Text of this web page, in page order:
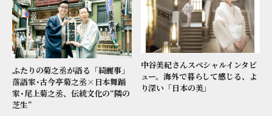
ふたりの菊之丞が語る「綺麗事」
落語家･古今亭菊之丞×日本舞踊
家･尾上菊之丞、伝統文化の“隣の
芝生”
中谷美紀さんスペシャルインタビ
ュー。海外で暮らして感じる、よ
り深い「日本の美」